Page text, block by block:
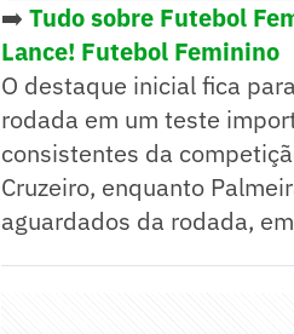
➡️ Tudo sobre Futebol
Lance! Futebol Feminino
O destaque inicial fica
rodada em um teste
consistentes da
Cruzeiro, enquanto
aguardados da rodada,